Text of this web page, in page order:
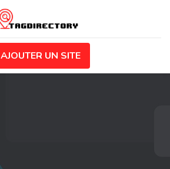
AJOUTER UN SITE